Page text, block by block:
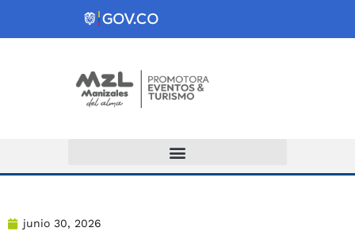
junio 30, 2026